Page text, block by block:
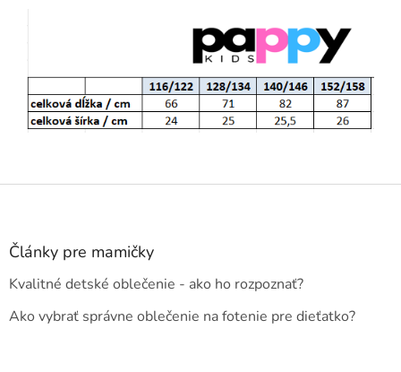
Z
Články pre mamičky
Kvalitné detské oblečenie - ako ho rozpoznať?
Ako vybrať správne oblečenie na fotenie pre dieťatko?